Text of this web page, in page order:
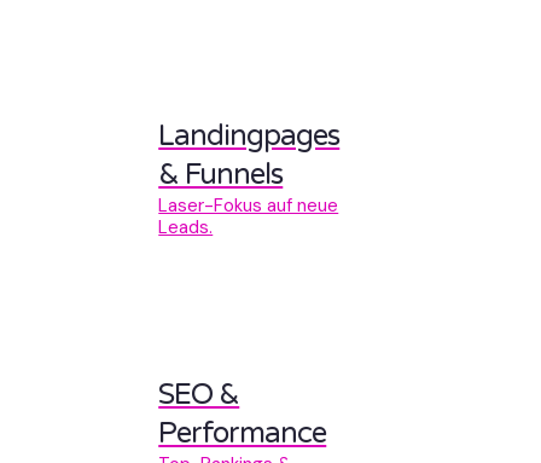
Landingpages
& Funnels
Laser-Fokus auf neue
Leads.
SEO &
Performance